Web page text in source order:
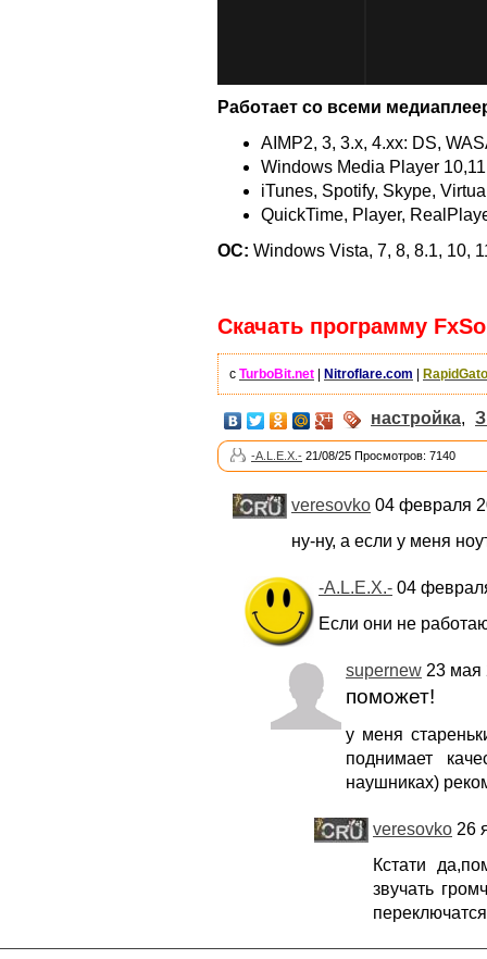
Работает со всеми
AIMP2, 3, 3.x, 4.xx: DS,
Windows Media Player
iTunes, Spotify, Skype,
QuickTime, Player,
ОС: Windows Vista, 7, 8, 8.1, 10,
Скачать программу
с TurboBit.net Nitroflare.com
настройка,
-A.L.E.X.- 21/08/25 Просмотров: 7140
veresovko 04 февраля
ну-ну, а если у меня
-A.L.E.X.- 04
Если они не
supernew 23 мая
поможет!
у меня
поднимает
наушниках)
veresovko 26
Кстати
звучать